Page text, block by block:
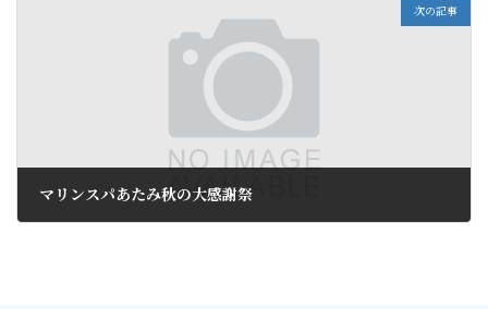
次の記事
マリンスパあたみ秋の大感謝祭